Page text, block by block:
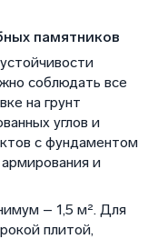
памятников
соблюдать все
на грунт
углов и
с фундаментом
и
– 1,5 м². Для
плитой,